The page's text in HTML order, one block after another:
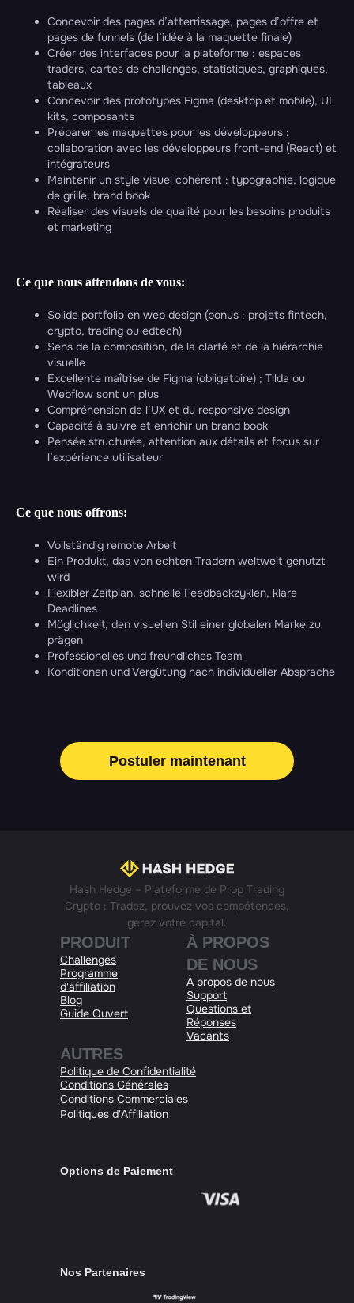
Concevoir des pages d’atterrissage, pages d’offre et
pages de funnels (de l’idée à la maquette finale)
Créer des interfaces pour la plateforme : espaces
traders, cartes de challenges, statistiques, graphiques,
tableaux
Concevoir des prototypes Figma (desktop et mobile), UI
kits, composants
Préparer les maquettes pour les développeurs :
collaboration avec les développeurs front-end (React) et
intégrateurs
Maintenir un style visuel cohérent : typographie, logique
de grille, brand book
Réaliser des visuels de qualité pour les besoins produits
et marketing
Ce que nous attendons de vous:
Solide portfolio en web design (bonus : projets fintech,
crypto, trading ou edtech)
Sens de la composition, de la clarté et de la hiérarchie
visuelle
Excellente maîtrise de Figma (obligatoire) ; Tilda ou
Webflow sont un plus
Compréhension de l’UX et du responsive design
Capacité à suivre et enrichir un brand book
Pensée structurée, attention aux détails et focus sur
l’expérience utilisateur
Ce que nous offrons:
Vollständig remote Arbeit
Ein Produkt, das von echten Tradern weltweit genutzt
wird
Flexibler Zeitplan, schnelle Feedbackzyklen, klare
Deadlines
Möglichkeit, den visuellen Stil einer globalen Marke zu
prägen
Professionelles und freundliches Team
Konditionen und Vergütung nach individueller Absprache
Postuler maintenant
Hash Hedge – Plateforme de Prop Trading
Crypto : Tradez, prouvez vos compétences,
gérez votre capital.
PRODUIT
Challenges
Programme
d'affiliation
Blog
Guide Ouvert
À PROPOS
DE NOUS
À propos de nous
Support
Questions et
Réponses
Vacants
AUTRES​
Politique de Confidentialité
Conditions Générales​
Conditions Сommerciales
Politiques d'Affiliation​
Options de Paiement
Nos Partenaires